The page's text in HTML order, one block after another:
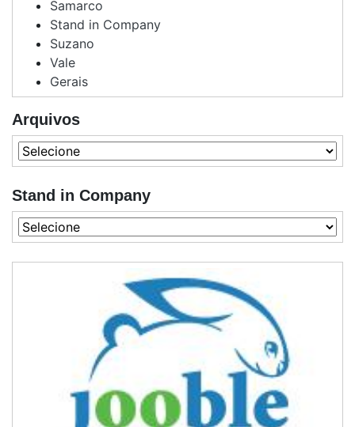
Samarco
Stand in Company
Suzano
Vale
Gerais
Arquivos
Stand in Company